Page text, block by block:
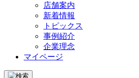
店舗案内
新着情報
トピックス
事例紹介
企業理念
マイページ